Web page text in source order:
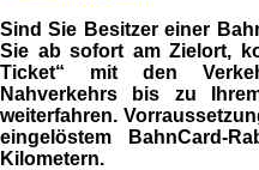
Sind Sie Besitzer einer
Sie ab sofort am Zielort,
Ticket“ mit den
Nahverkehrs bis zu
weiterfahren.
eingelöstem BahnCard-
Kilometern.